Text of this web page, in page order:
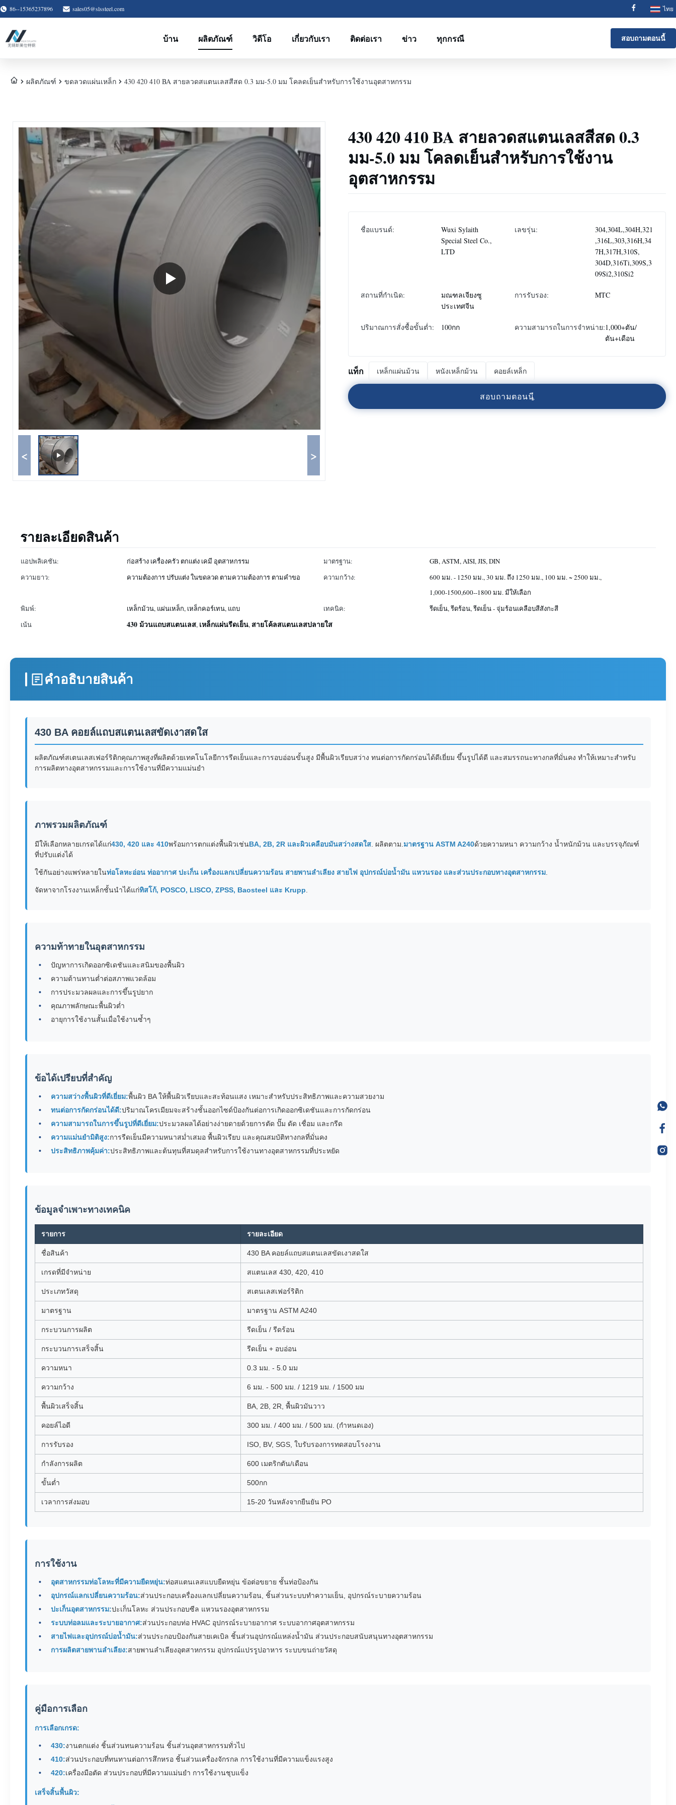
86--15365237896 sales05@slssteel.com ไทย
บ้าน ผลิตภัณฑ์ วิดีโอ เกี่ยวกับเรา ติดต่อเรา ข่าว ทุกกรณี สอบถามตอนนี้
ผลิตภัณฑ์ ขดลวดแผ่นเหล็ก 430 420 410 BA สายลวดสแตนเลสสีสด 0.3 มม-5.0 มม โคลดเย็นสําหรับการใช้งานอุตสาหกรรม
< >
430 420 410 BA สายลวดสแตนเลสสีสด 0.3
มม-5.0 มม โคลดเย็นสําหรับการใช้งาน
อุตสาหกรรม
ชื่อแบรนด์:
Wuxi Sylaith
Special Steel Co.,
LTD
เลขรุ่น:
304,304L,304H,321
,316L,303,316H,34
7H,317H,310S,
304D,316Ti,309S,3
09Si2,310Si2
สถานที่กำเนิด:
มณฑลเจียงซู
ประเทศจีน
การรับรอง: MTC
ปริมาณการสั่งซื้อขั้นต่ำ: 100กก ความสามารถในการจําหน่าย:1,000+ตัน/
ตัน+เดือน
แท็ก เหล็กแผ่นม้วน หนังเหล็กม้วน คอยล์เหล็ก
สอบถามตอนน
รายละเอียดสินค้า
แอปพลิเคชัน: ก่อสร้าง เครื่องครัว ตกแต่ง เคมี อุตสาหกรรม มาตรฐาน:
GB, ASTM, AISI, JIS, DIN
ความยาว:
ความต้องการ ปรับแต่ง ในขดลวด ตามความต้องการ ตามคำขอ ความกว้าง:
600 มม. - 1250 มม., 30 มม. ถึง 1250 มม., 100 มม. ~ 2500 มม.,
1,000-1500,600--1800 มม. มีให้เลือก
พิมพ์:
เหล็กม้วน, แผ่นเหล็ก, เหล็กคอร์เทน, แถบ เทคนิค:
รีดเย็น, รีดร้อน, รีดเย็น - จุ่มร้อนเคลือบสีสังกะสี
เน้น
430 ม้วนแถบสแตนเลส, เหล็กแผ่นรีดเย็น, สายโค้ลสแตนเลสปลายใส
คําอธิบายสินค้า
430 BA คอยล์แถบสแตนเลสขัดเงาสดใส
ผลิตภัณฑ์สเตนเลสเฟอร์ริติกคุณภาพสูงที่ผลิตด้วยเทคโนโลยีการรีดเย็นและการอบอ่อนขั้นสูง มีพื้นผิวเรียบสว่าง ทนต่อการกัดกร่อนได้ดีเยี่ยม ขึ้นรูปได้ดี และสมรรถนะทางกลที่มั่นคง ทำให้เหมาะสำหรับ
การผลิตทางอุตสาหกรรมและการใช้งานที่มีความแม่นยำ
ภาพรวมผลิตภัณฑ์
มีให้เลือกหลายเกรดได้แก่430, 420 และ 410พร้อมการตกแต่งพื้นผิวเช่นBA, 2B, 2R และผิวเคลือบมันสว่างสดใส . ผลิตตาม. มาตรฐาน ASTM A240ด้วยความหนา ความกว้าง น้ำหนักม้วน และบรรจุภัณฑ์
ที่ปรับแต่งได้
ใช้กันอย่างแพร่หลายในท่อโลหะอ่อน ท่ออากาศ ปะเก็น เครื่องแลกเปลี่ยนความร้อน สายพานลำเลียง สายไฟ อุปกรณ์บ่อน้ำมัน แหวนรอง และส่วนประกอบทางอุตสาหกรรม
จัดหาจากโรงงานเหล็กชั้นนำได้แก่ทิสโก้, POSCO, LISCO, ZPSS, Baosteel และ Krupp
ความท้าทายในอุตสาหกรรม
ปัญหาการเกิดออกซิเดชันและสนิมของพื้นผิว
ความต้านทานต่ำต่อสภาพแวดล้อม
การประมวลผลและการขึ้นรูปยาก
คุณภาพลักษณะพื้นผิวต่ำ
อายุการใช้งานสั้นเมื่อใช้งานซ้ำๆ
ข้อได้เปรียบที่สำคัญ
ความสว่างพื้นผิวที่ดีเยี่ยม:พื้นผิว BA ให้พื้นผิวเรียบและสะท้อนแสง เหมาะสำหรับประสิทธิภาพและความสวยงาม
ทนต่อการกัดกร่อนได้ดี:ปริมาณโครเมียมจะสร้างชั้นออกไซด์ป้องกันต่อการเกิดออกซิเดชันและการกัดกร่อน
ความสามารถในการขึ้นรูปที่ดีเยี่ยม:ประมวลผลได้อย่างง่ายดายด้วยการตัด ปั๊ม ดัด เชื่อม และกรีด
ความแม่นยำมิติสูง:การรีดเย็นมีความหนาสม่ำเสมอ พื้นผิวเรียบ และคุณสมบัติทางกลที่มั่นคง
ประสิทธิภาพคุ้มค่า:ประสิทธิภาพและต้นทุนที่สมดุลสำหรับการใช้งานทางอุตสาหกรรมที่ประหยัด
ข้อมูลจำเพาะทางเทคนิค
รายการ รายละเอียด
ชื่อสินค้า 430 BA คอยล์แถบสแตนเลสขัดเงาสดใส
เกรดที่มีจำหน่าย สแตนเลส 430, 420, 410
ประเภทวัสดุ สเตนเลสเฟอร์ริติก
มาตรฐาน มาตรฐาน ASTM A240
กระบวนการผลิต รีดเย็น / รีดร้อน
กระบวนการเสร็จสิ้น รีดเย็น + อบอ่อน
ความหนา 0.3 มม. - 5.0 มม
ความกว้าง 6 มม. - 500 มม. / 1219 มม. / 1500 มม
พื้นผิวเสร็จสิ้น BA, 2B, 2R, พื้นผิวมันวาว
คอยล์ไอดี 300 มม. / 400 มม. / 500 มม. (กำหนดเอง)
การรับรอง ISO, BV, SGS, ใบรับรองการทดสอบโรงงาน
กำลังการผลิต 600 เมตริกตัน/เดือน
ขั้นต่ำ 500กก
เวลาการส่งมอบ 15-20 วันหลังจากยืนยัน PO
การใช้งาน
อุตสาหกรรมท่อโลหะที่มีความยืดหยุ่น:ท่อสแตนเลสแบบยืดหยุ่น ข้อต่อขยาย ชั้นท่อป้องกัน
อุปกรณ์แลกเปลี่ยนความร้อน:ส่วนประกอบเครื่องแลกเปลี่ยนความร้อน, ชิ้นส่วนระบบทำความเย็น, อุปกรณ์ระบายความร้อน
ปะเก็นอุตสาหกรรม:ปะเก็นโลหะ ส่วนประกอบซีล แหวนรองอุตสาหกรรม
ระบบท่อลมและระบายอากาศ:ส่วนประกอบท่อ HVAC อุปกรณ์ระบายอากาศ ระบบอากาศอุตสาหกรรม
สายไฟและอุปกรณ์บ่อน้ำมัน:ส่วนประกอบป้องกันสายเคเบิล ชิ้นส่วนอุปกรณ์แหล่งน้ำมัน ส่วนประกอบสนับสนุนทางอุตสาหกรรม
การผลิตสายพานลำเลียง:สายพานลำเลียงอุตสาหกรรม อุปกรณ์แปรรูปอาหาร ระบบขนถ่ายวัสดุ
คู่มือการเลือก
การเลือกเกรด:
430:งานตกแต่ง ชิ้นส่วนทนความร้อน ชิ้นส่วนอุตสาหกรรมทั่วไป
410:ส่วนประกอบที่ทนทานต่อการสึกหรอ ชิ้นส่วนเครื่องจักรกล การใช้งานที่มีความแข็งแรงสูง
420:เครื่องมือตัด ส่วนประกอบที่มีความแม่นยำ การใช้งานชุบแข็ง
เสร็จสิ้นพื้นผิว: